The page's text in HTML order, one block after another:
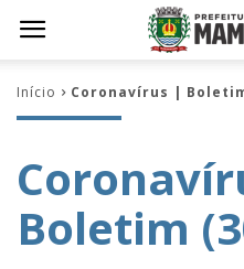
Início Coronavírus |
Boletim